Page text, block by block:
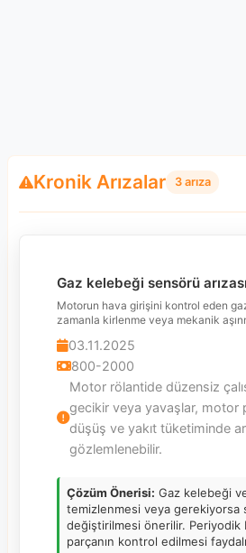
Kronik Arızalar 3 arıza
Gaz kelebeği sensörü arızası
Motorun hava girişini kontrol eden
zamanla kirlenme veya mekanik
03.11.2025
800-2000
Motor rölantide düzensiz
gecikir veya yavaşlar, motor
düşüş ve yakıt tüketiminde
gözlemlenebilir.
Çözüm Önerisi: Gaz kelebeği
temizlenmesi veya gerekiyorsa
değiştirilmesi önerilir. Periyodik
parçanın kontrol edilmesi